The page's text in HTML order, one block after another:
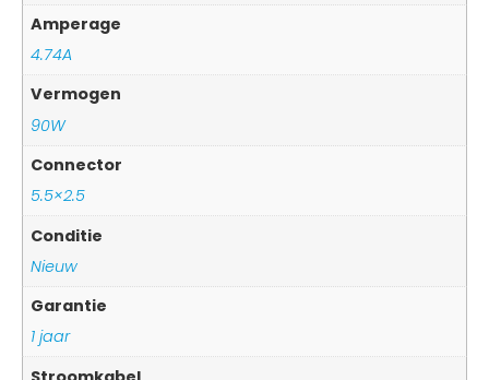
Amperage
4.74A
Vermogen
90W
Connector
5.5×2.5
Conditie
Nieuw
Garantie
1 jaar